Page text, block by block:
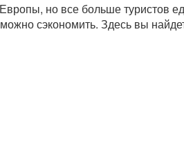
но все больше туристов
сэкономить. Здесь вы